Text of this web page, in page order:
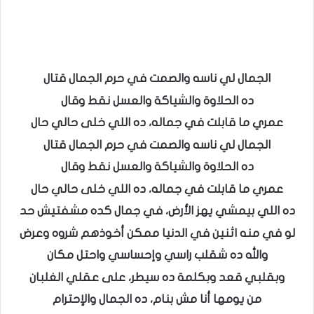
الجمال لي ناسه والصمت في حرم الجمال قتال
ده الحلاوة والشياكة والعسل نقط وقال
عمري ما قابلت في جماله، ده اللي خلى حالي حال
الجمال لي ناسه والصمت في حرم الجمال قتال
ده الحلاوة والشياكة والعسل نقط وقال
عمري ما قابلت في جماله، ده اللي خلى حالي حال
ده اللي بيمشي يهز الأرض، في جمال كده مشفتيش حد
لو في منه اثنين في الدنيا ممكن أخوذهم شروه وعرض
والله ده شقلب راسي وإحساسي واحتل مكان
وبقلبي قعد وبكلمة ده سيطر، على عقلي الغلبان
من يومها أنا مش بنام، ده الجمال والإحترام